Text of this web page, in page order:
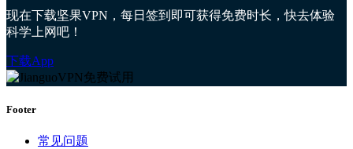
现在下载坚果VPN，每日签到即可获得免费时长，快去体验
科学上网吧！
下载App
Footer
常见问题